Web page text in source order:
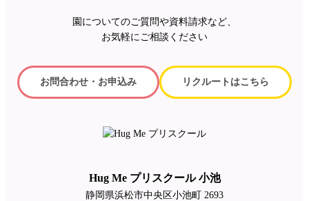
園についてのご質問や資料請求など、
お気軽にご相談ください
お問合わせ・お申込み リクルートはこちら
Hug Me プリスクール 小池
静岡県浜松市中央区小池町 2693